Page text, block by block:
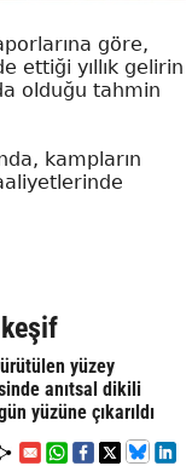
göre,
ettiği yıllık gelirin
olduğu tahmin
kampların
yüzey
anıtsal dikili
yüzüne çıkarıldı